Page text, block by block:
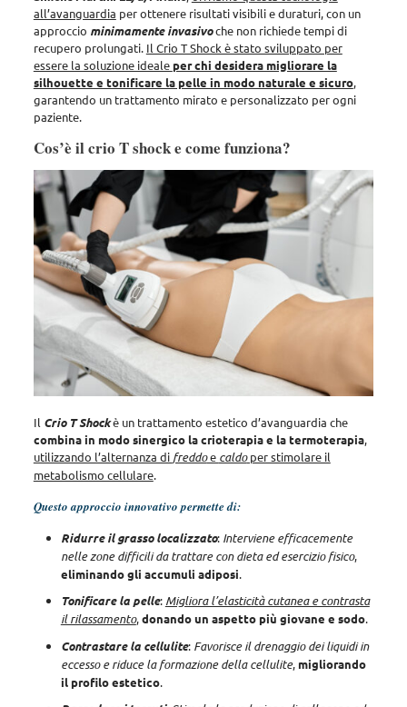
all’avanguardia per ottenere risultati visibili e duraturi, con un
approccio minimamente invasivoche non richiede tempi di
recupero prolungati. Il Crio T Shock è stato sviluppato per
essere la soluzione ideale per chi desidera migliorare la
silhouette e tonificare la pelle in modo naturale e sicuro,
garantendo un trattamento mirato e personalizzato per ogni
paziente.
Cos’è il crio T shock e come funziona?
Il Crio T Shockè un trattamento estetico d’avanguardia che
combina in modo sinergico la crioterapia e la termoterapia,
utilizzando l’alternanza di freddoe caldoper stimolare il
metabolismo cellulare.
Questo approccio innovativo permette di:
Ridurre il grasso localizzato: Interviene efficacemente
nelle zone difficili da trattare con dieta ed esercizio fisico,
eliminando gli accumuli adiposi.
Tonificare la pelle: Migliora l’elasticità cutanea e contrasta
il rilassamento,donando un aspetto più giovane e sodo.
Contrastare la cellulite: Favorisce il drenaggio dei liquidi in
eccesso e riduce la formazione della cellulite, migliorando
il profilo estetico.